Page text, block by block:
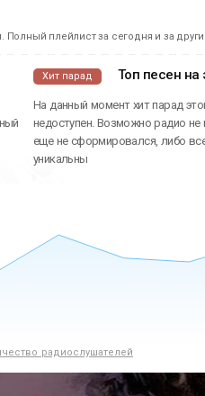
плейлист за сегодня и за
Хит парад Топ песен на
На данный момент хит парад
недоступен. Возможно радио не
еще не сформировался, либо
уникальны
радиослушателей